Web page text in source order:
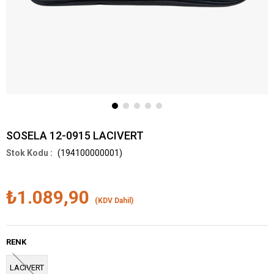
SOSELA 12-0915 LACIVERT
(194100000001)
₺1.089,90 (KDV Dahil)
RENK
LACIVERT